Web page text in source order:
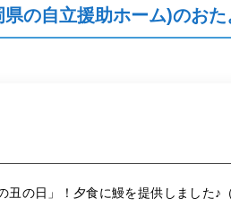
の自立援助ホーム)のおた
丑の日」！夕食に鰻を提供しました♪